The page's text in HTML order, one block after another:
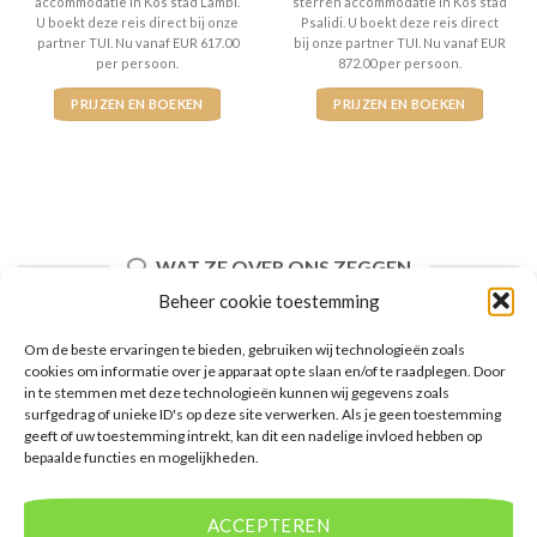
Beheer cookie toestemming
Om de beste ervaringen te bieden, gebruiken wij technologieën zoals
cookies om informatie over je apparaat op te slaan en/of te raadplegen. Door
in te stemmen met deze technologieën kunnen wij gegevens zoals
surfgedrag of unieke ID's op deze site verwerken. Als je geen toestemming
geeft of uw toestemming intrekt, kan dit een nadelige invloed hebben op
bepaalde functies en mogelijkheden.
ACCEPTEREN
U boekt deze reis direct bij onze
partner TUI. Nu vanaf EUR 617.00
per persoon.
PRIJZEN EN BOEKEN
Psalidi. U boekt deze reis direct
bij onze partner TUI. Nu vanaf EUR
872.00 per persoon.
PRIJZEN EN BOEKEN
WAT ZE OVER ONS ZEGGEN